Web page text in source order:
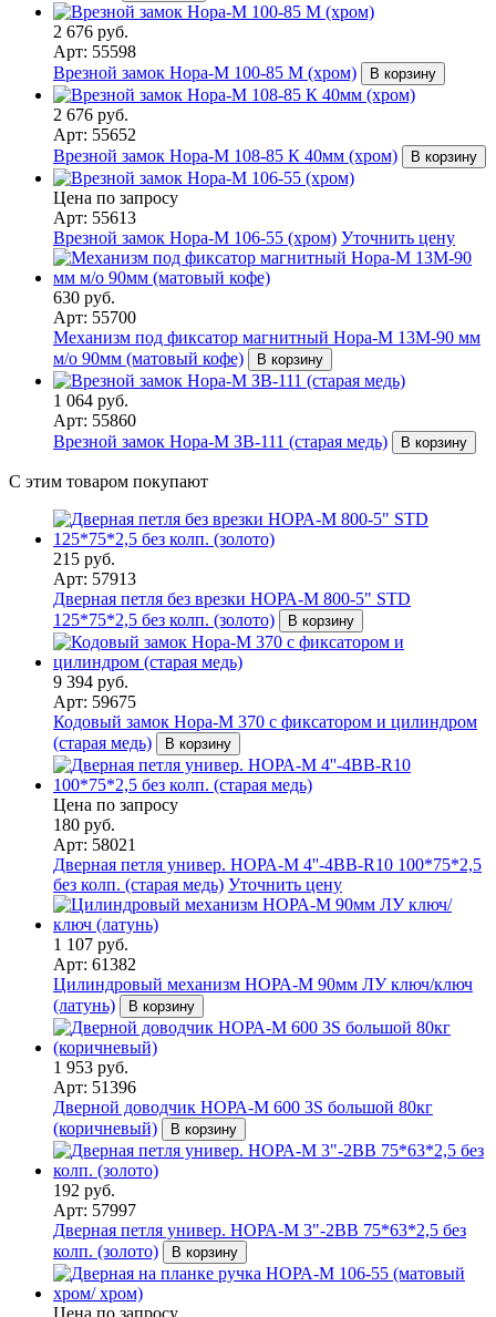
2 676 руб.
Арт: 55598
Врезной замок Нора-М 100-85 М (хром)
В корзину
2 676 руб.
Арт: 55652
Врезной замок Нора-М 108-85 К 40мм (хром)
В корзину
Цена по запросу
Арт: 55613
Врезной замок Нора-М 106-55 (хром) Уточнить цену
630 руб.
Арт: 55700
Механизм под фиксатор магнитный Нора-М 13М-90 мм
м/о 90мм (матовый кофе)
В корзину
1 064 руб.
Арт: 55860
Врезной замок Нора-М ЗВ-111 (старая медь)
В корзину
С этим товаром покупают
215 руб.
Арт: 57913
Дверная петля без врезки НОРА-М 800-5" STD
125*75*2,5 без колп. (золото)
В корзину
9 394 руб.
Арт: 59675
Кодовый замок Нора-М 370 с фиксатором и цилиндром
(старая медь)
В корзину
Цена по запросу
180 руб.
Арт: 58021
Дверная петля универ. НОРА-М 4''-4ВВ-R10 100*75*2,5
без колп. (старая медь) Уточнить цену
1 107 руб.
Арт: 61382
Цилиндровый механизм НОРА-М 90мм ЛУ ключ/ключ
(латунь)
В корзину
1 953 руб.
Арт: 51396
Дверной доводчик НОРА-M 600 3S большой 80кг
(коричневый)
В корзину
192 руб.
Арт: 57997
Дверная петля универ. НОРА-М 3"-2ВВ 75*63*2,5 без
колп. (золото)
В корзину
Цена по запросу